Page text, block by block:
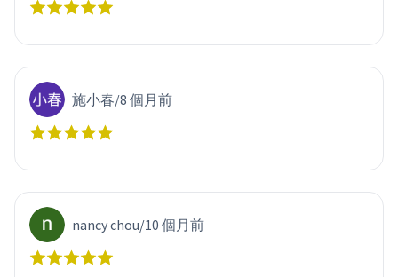
施小春/8 個月前
nancy chou/10 個月前